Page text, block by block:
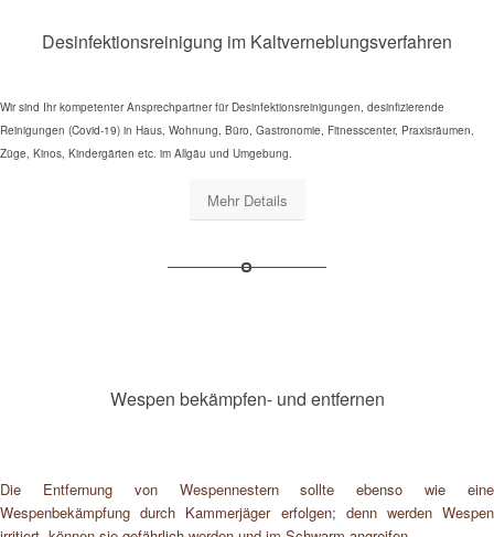
Desinfektionsreinigung im Kaltverneblungsverfahren
Wir sind Ihr kompetenter Ansprechpartner für Desinfektionsreinigungen, desinfizierende
Reinigungen (Covid-19) in Haus, Wohnung, Büro, Gastronomie, Fitnesscenter, Praxisräumen,
Züge, Kinos, Kindergärten etc. im Allgäu und Umgebung.
Mehr Details
Wespen bekämpfen- und entfernen
Die Entfernung von Wespennestern sollte ebenso wie eine
Wespenbekämpfung durch Kammerjäger erfolgen; denn werden Wespen